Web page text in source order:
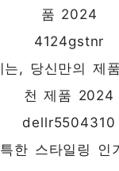
4124gstnr
는, 당신만의 제
천 제품 2024
dellr5504310
품 2024